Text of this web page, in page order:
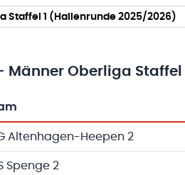
Staffel 1 (Hallenrunde 2025/2026)
Männer Oberliga Staffel
Spielen, Toren
Altenhagen-Heepen 2
Spenge 2